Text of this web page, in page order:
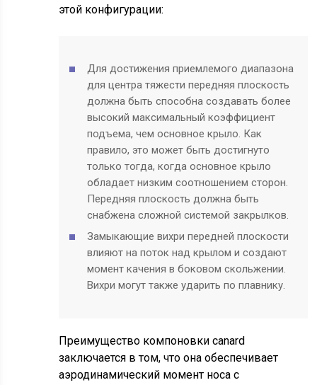
этой конфигурации:
Для достижения приемлемого диапазона
для центра тяжести передняя плоскость
должна быть способна создавать более
высокий максимальный коэффициент
подъема, чем основное крыло. Как
правило, это может быть достигнуто
только тогда, когда основное крыло
обладает низким соотношением сторон.
Передняя плоскость должна быть
снабжена сложной системой закрылков.
Замыкающие вихри передней плоскости
влияют на поток над крылом и создают
момент качения в боковом скольжении.
Вихри могут также ударить по плавнику.
Преимущество компоновки canard
заключается в том, что она обеспечивает
аэродинамический момент носа с